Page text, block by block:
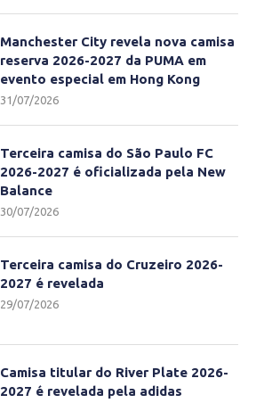
Manchester City revela nova camisa
reserva 2026-2027 da PUMA em
evento especial em Hong Kong
31/07/2026
Terceira camisa do São Paulo FC
2026-2027 é oficializada pela New
Balance
30/07/2026
Terceira camisa do Cruzeiro 2026-
2027 é revelada
29/07/2026
Camisa titular do River Plate 2026-
2027 é revelada pela adidas